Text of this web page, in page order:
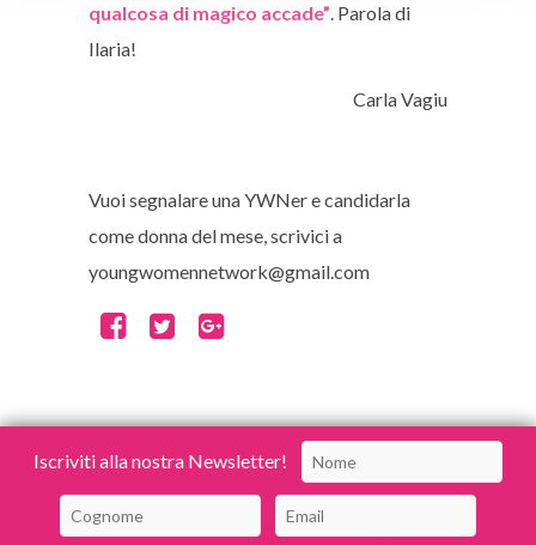
qualcosa di magico accade”. Parola di
Ilaria!
Carla Vagiu
Vuoi segnalare una YWNer e candidarla
come donna del mese, scrivici a
youngwomennetwork@gmail.com
Iscriviti alla nostra Newsletter!